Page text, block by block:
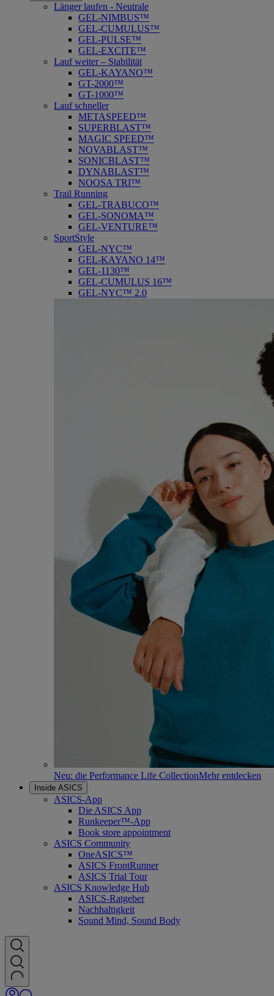
Länger laufen - Neutrale
GEL-NIMBUS™
GEL-CUMULUS™
GEL-PULSE™
GEL-EXCITE™
Lauf weiter – Stabilität
GEL-KAYANO™
GT-2000™
GT-1000™
Lauf schneller
METASPEED™
SUPERBLAST™
MAGIC SPEED™
NOVABLAST™
SONICBLAST™
DYNABLAST™
NOOSA TRI™
Trail Running
GEL-TRABUCO™
GEL-SONOMA™
GEL-VENTURE™
SportStyle
GEL-NYC™
GEL-KAYANO 14™
GEL-1130™
GEL-CUMULUS 16™
GEL-NYC™ 2.0
Neu: die Performance Life CollectionMehr entdecken
Inside ASICS
ASICS-App
Die ASICS App
Runkeeper™-App
Book store appointment
ASICS Community
OneASICS™
ASICS FrontRunner
ASICS Trial Tour
ASICS Knowledge Hub
ASICS-Ratgeber
Nachhaltigkeit
Sound Mind, Sound Body